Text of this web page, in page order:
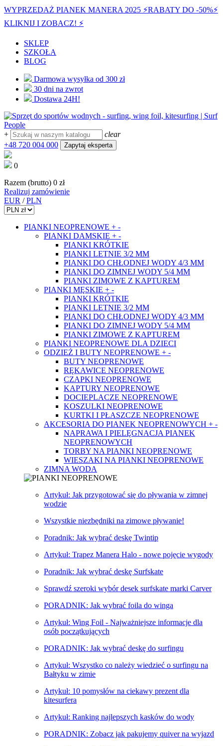
WYPRZEDAŻ PIANEK MANERA 2025 ⚡️RABATY DO -50%⚡️
KLIKNIJ I ZOBACZ! ⚡️
SKLEP
SZKOŁA
BLOG
Darmowa wysyłka od 300 zł
30 dni na zwrot
Dostawa 24H!
+
clear
+48 720 004 000
Zapytaj eksperta
0
Razem (brutto) 0 zł
Realizuj zamówienie
EUR / PLN
PIANKI NEOPRENOWE + -
PIANKI DAMSKIE + -
PIANKI KRÓTKIE
PIANKI LETNIE 3/2 MM
PIANKI DO CHŁODNEJ WODY 4/3 MM
PIANKI DO ZIMNEJ WODY 5/4 MM
PIANKI ZIMOWE Z KAPTUREM
PIANKI MĘSKIE + -
PIANKI KRÓTKIE
PIANKI LETNIE 3/2 MM
PIANKI DO CHŁODNEJ WODY 4/3 MM
PIANKI DO ZIMNEJ WODY 5/4 MM
PIANKI ZIMOWE Z KAPTUREM
PIANKI NEOPRENOWE DLA DZIECI
ODZIEŻ I BUTY NEOPRENOWE + -
BUTY NEOPRENOWE
RĘKAWICE NEOPRENOWE
CZAPKI NEOPRENOWE
KAPTURY NEOPRENOWE
DOCIEPLACZE NEOPRENOWE
KOSZULKI NEOPRENOWE
KURTKI I PŁASZCZE NEOPRENOWE
AKCESORIA DO PIANEK NEOPRENOWYCH + -
NAPRAWA I PIELĘGNACJA PIANEK
NEOPRENOWYCH
TORBY NA PIANKI NEOPRENOWE
WIESZAKI NA PIANKI NEOPRENOWE
ZIMNA WODA
Artykuł: Jak przygotować się do pływania w zimnej
wodzie
Wszystkie niezbędniki na zimowe pływanie!
Poradnik: Jak wybrać deskę Twintip
Artykuł: Trapez Manera Halo - nowe pojęcie wygody
Poradnik: Jak wybrać deskę Surfskate
Sprawdź szeroki wybór desek surfskate marki Carver
PORADNIK: Jak wybrać foila do winga
Artykuł: Wing Foil - Najważniejsze informacje dla
osób początkujących
PORADNIK: Jak wybrać deskę do surfingu
Artykuł: Wszystko co należy wiedzieć o surfingu na
Bałtyku w zimie
Artykuł: 10 pomysłów na ciekawy prezent dla
kitesurfera
Artykuł: Ranking najlepszych kasków do wody
PORADNIK: Zobacz jak pakujemy quiver na wyjazd